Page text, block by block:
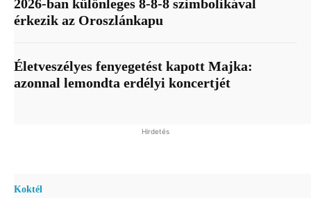
2026-ban különleges 8-8-8 szimbolikával
érkezik az Oroszlánkapu
Életveszélyes fenyegetést kapott Majka:
azonnal lemondta erdélyi koncertjét
Hirdetés
Koktél